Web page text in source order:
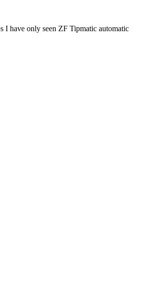
I have only seen ZF Tipmatic automatic